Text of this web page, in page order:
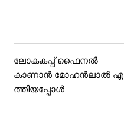
ലോകകപ്പ് ഫൈനൽ
കാണാൻ മോഹൻലാൽ എ
ത്തിയപ്പോൾ